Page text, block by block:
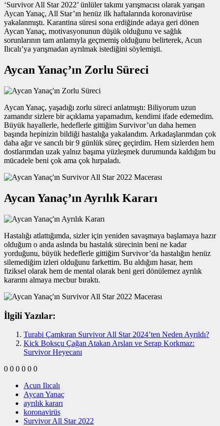
‘Survivor All Star 2022’ ünlüler takımı yarışmacısı olarak yarışan
Aycan Yanaç, All Star’ın henüz ilk haftalarında koronavirüse
yakalanmıştı. Karantina süresi sona erdiğinde adaya geri dönen
Aycan Yanaç, motivasyonunun düşük olduğunu ve sağlık
sorunlarının tam anlamıyla geçmemiş olduğunu belirterek, Acun
Ilıcalı’ya yarışmadan ayrılmak istediğini söylemişti.
Aycan Yanaç’ın Zorlu Süreci
Aycan Yanaç, yaşadığı zorlu süreci anlatmıştı: Biliyorum uzun
zamandır sizlere bir açıklama yapamadım, kendimi ifade edemedim.
Büyük hayallerle, hedeflerle gittiğim Survivor’un daha hemen
başında hepinizin bildiği hastalığa yakalandım. Arkadaşlarımdan çok
daha ağır ve sancılı bir 9 günlük süreç geçirdim. Hem sizlerden hem
dostlarımdan uzak yalnız başıma yüzleşmek durumunda kaldığım bu
mücadele beni çok ama çok hırpaladı.
Aycan Yanaç’ın Ayrılık Kararı
Hastalığı atlattığımda, sizler için yeniden savaşmaya başlamaya hazır
olduğum o anda aslında bu hastalık sürecinin beni ne kadar
yorduğunu, büyük hedeflerle gittiğim Survivor’da hastalığın henüz
silemediğim izleri olduğunu farkettim. Bu aldığım hasar, hem
fiziksel olarak hem de mental olarak beni geri dönülemez ayrılık
kararını almaya mecbur bıraktı.
İlgili Yazılar:
Turabi Çamkıran Survivor All Star 2024’ten Neden Ayrıldı?
Kick Boksçu Çağan Atakan Arslan ve Serap Korkmaz:
Survivor Heyecanı
0 0 0 0 0 0
Acun Ilıcalı
Aycan Yanaç
ayrılık kararı
koronavirüs
Survivor All Star 2022